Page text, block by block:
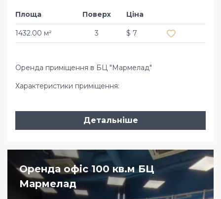
Площа
1432.00 м²
Поверх
3
Ціна
$ 7
Оренда приміщення в БЦ "Мармелад"
Характеристики приміщення:
Детальніше
Оренда офіс 100 кв.м БЦ
Мармелад